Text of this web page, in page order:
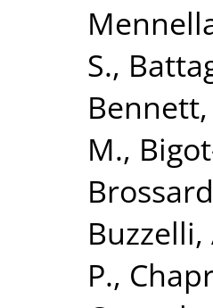
S.,
M.,
Buzzelli,
P.,